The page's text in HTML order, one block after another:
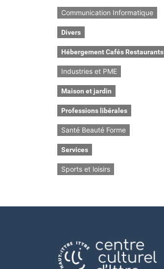
Communication Informatique
Divers
Hébergement Cafés Restaurants
Industries et PME
Maison et jardin
Professions libérales
Santé Beauté Forme
Services
Sports et loisirs